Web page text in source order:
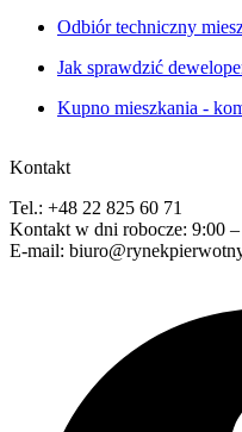
Odbiór techniczny
Jak sprawdzić
Kupno mieszkania -
Kontakt
Tel.: +48 22 825 60 71
Kontakt w dni robocze: 9:00
E-mail: